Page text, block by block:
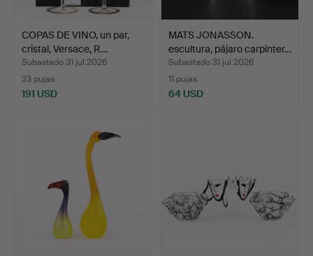
COPAS DE VINO, un par,
cristal, Versace, R…
Subastado 31 jul 2026
23 pujas
191 USD
MATS JONASSON.
escultura, pájaro carpinter…
Subastado 31 jul 2026
11 pujas
64 USD